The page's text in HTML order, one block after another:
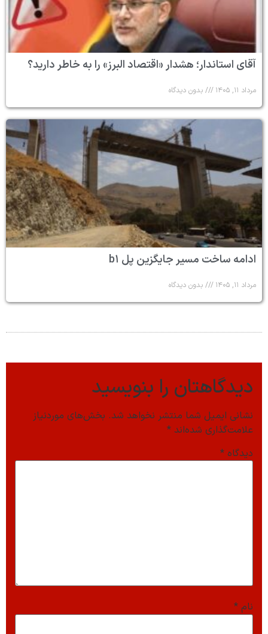
آقای استاندار؛ هشدار «اقتصاد البرز» را به خاطر دارید؟
مرداد ۱۱, ۱۴۰۵ بدون دیدگاه
ادامه ساخت مسیر جایگزین پل b۱
مرداد ۱۱, ۱۴۰۵ بدون دیدگاه
دیدگاهتان را بنویسید
نشانی ایمیل شما منتشر نخواهد شد. بخش‌های موردنیاز
علامت‌گذاری شده‌اند *
دیدگاه *
نام *